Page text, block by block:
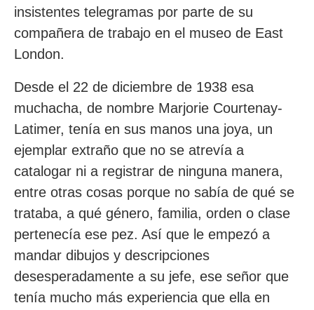
insistentes telegramas por parte de su
compañera de trabajo en el museo de East
London.
Desde el 22 de diciembre de 1938 esa
muchacha, de nombre Marjorie Courtenay-
Latimer, tenía en sus manos una joya, un
ejemplar extraño que no se atrevía a
catalogar ni a registrar de ninguna manera,
entre otras cosas porque no sabía de qué se
trataba, a qué género, familia, orden o clase
pertenecía ese pez. Así que le empezó a
mandar dibujos y descripciones
desesperadamente a su jefe, ese señor que
tenía mucho más experiencia que ella en